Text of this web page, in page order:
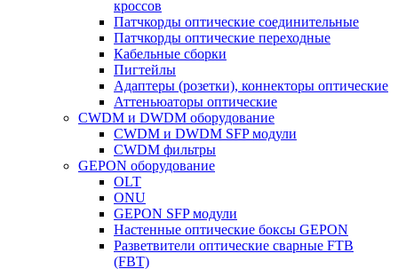
кроссов
Патчкорды оптические соединительные
Патчкорды оптические переходные
Кабельные сборки
Пигтейлы
Адаптеры (розетки), коннекторы оптические
Аттеньюаторы оптические
CWDM и DWDM оборудование
CWDM и DWDM SFP модули
CWDM фильтры
GEPON оборудование
OLT
ONU
GEPON SFP модули
Настенные оптические боксы GEPON
Разветвители оптические сварные FTB
(FBT)